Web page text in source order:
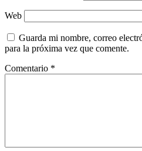
Web
Guarda mi nombre, correo
para la próxima vez que comente.
Comentario *